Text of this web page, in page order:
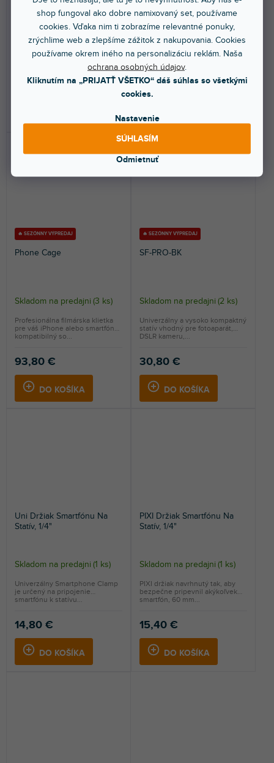
shop fungoval ako dobre namixovaný set, používame
cookies. Vďaka nim ti zobrazíme relevantné ponuky,
zrýchlime web a zlepšíme zážitok z nakupovania. Cookies
používame okrem iného na personalizáciu reklám. Naša
ochrana osobných údajov.
Kliknutím na „PRIJATŤ VŠETKO“ dáš súhlas so všetkými
cookies.
Nastavenie
Odmietnuť
SÚHLASÍM
Skladom na predajni(2 ks)
37 €
Sada kompaktného
príslušenstva vhodná na
natáčanie videí, podcastov a
Skladom na predajni (2 ks
45,20 €
TwistGrip je prvotriedny
univerzálny držiak na smartfóny,
🔥 SEZÓNNY VÝPREDAJ
Phone Cage
Skladom na predajni (3 ks)
93,80 €
DO KOŠÍKA
Profesionálna filmárska klietka
pre váš iPhone alebo smartfón
kompatibilný so...
🔥 SEZÓNNY VÝPREDAJ
SF-PRO-BK
Skladom na predajni (2 ks)
30,80 €
DO KOŠÍKA
Univerzálny a vysoko kompaktný
statív vhodný pre fotoaparát,
DSLR kameru,...
Uni Držiak Smartfónu Na
Statív, 1/4"
Skladom na predajni (1 ks)
14,80 €
DO KOŠÍKA
Univerzálny Smartphone Clamp
je určený na pripojenie
smartfónu k statívu...
PIXI Držiak Smartfónu Na
Statív, 1/4"
Skladom na predajni (1 ks)
15,40 €
DO KOŠÍKA
PIXI držiak navrhnutý tak, aby
bezpečne pripevnil akýkoľvek
smartfón, 60 mm...